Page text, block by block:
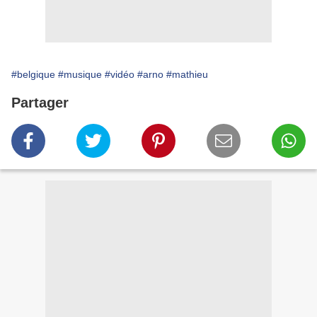
#belgique #musique #vidéo #arno #mathieu
Partager